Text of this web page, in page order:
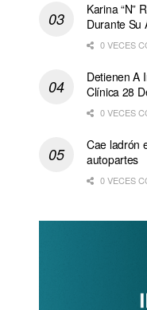
Karina “N”
Durante Su
0 VECES
Detienen A
Clínica 28
0 VECES
Cae ladrón
autopartes
0 VECES